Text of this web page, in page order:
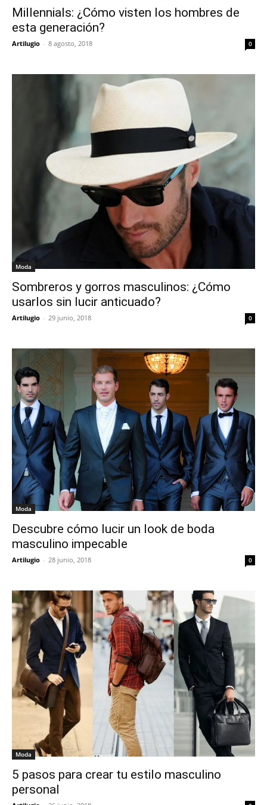
Millennials: ¿Cómo visten los hombres de
esta generación?
Artilugio - 8 agosto, 2018 0
Moda
Sombreros y gorros masculinos: ¿Cómo
usarlos sin lucir anticuado?
Artilugio - 29 junio, 2018 0
Moda
Descubre cómo lucir un look de boda
masculino impecable
Artilugio - 28 junio, 2018 0
Moda
5 pasos para crear tu estilo masculino
personal